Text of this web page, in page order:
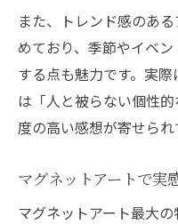
プロの手技に
サロンならで
ネイルサロン
PLANET neil
ネイルサロン
セルフ派必見
また、トレンド感のあ
めており、季節やイベ
する点も魅力です。実
は「人と被らない個性
度の高い感想が寄せられ
マグネットアートで実
マグネットアート最大